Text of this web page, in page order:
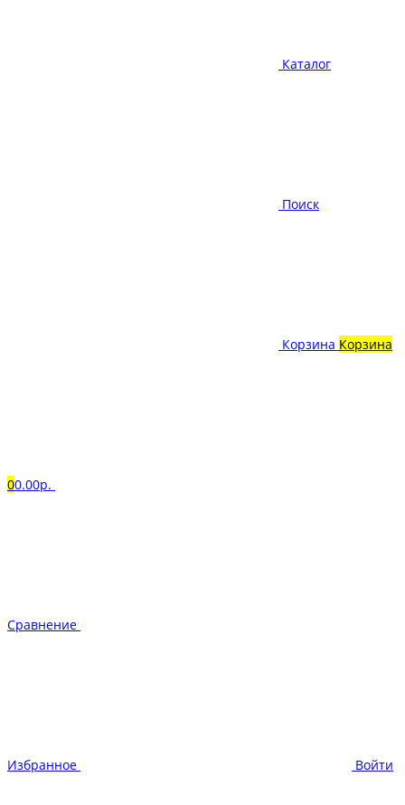
Каталог
Поиск
Корзина Корзина
00.00р.
Сравнение
Избранное Войти